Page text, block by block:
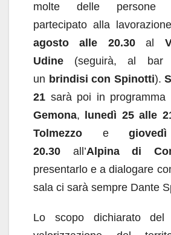
molte delle persone
partecipato alla
agosto
alle 20.30al
Udine (seguirà, al bar
un brindisi con Spinotti).
21 sarà poi in
Gemona, lunedì 25 alle
Tolmezzo e
20.30 all’Alpina di
presentarlo e a dialogare
sala ci sarà sempre Dante
Lo scopo dichiarato